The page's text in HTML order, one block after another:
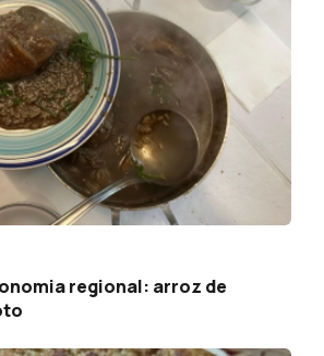
regional: arroz de